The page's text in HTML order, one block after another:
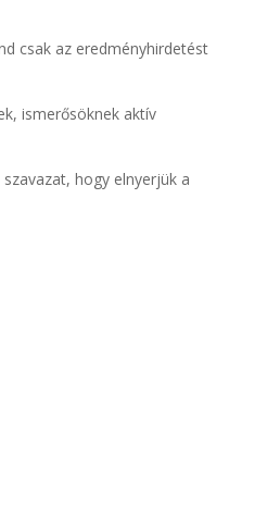
csak az eredményhirdetést
ismerősöknek aktív
hogy elnyerjük a